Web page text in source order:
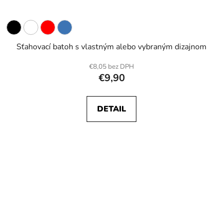
Sťahovací batoh s vlastným alebo vybraným dizajnom
€8,05 bez DPH
€9,90
DETAIL